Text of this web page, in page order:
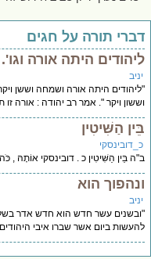
תורה על חגים
היתה אורה וגו'.
היתה אורה ושמחה וששן
ויקר ". אמר רב יהודה : אורה זו
הַשִּׁיטִין
בֵּין הַשִּׁיטִין כ . דובינסקי אוֹתָהּ , כֹּה
הוא
עשר חדש הוא חדש אדר
ביום אשר שברו איבי היהודים